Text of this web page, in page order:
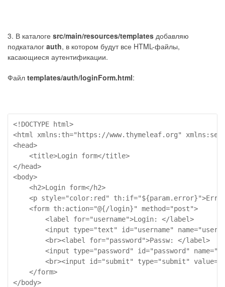
3. В каталоге src/main/resources/templates добавляю
подкаталог auth, в котором будут все HTML-файлы,
касающиеся аутентификации.
Файл templates/auth/loginForm.html:
<!DOCTYPE html>
<html xmlns:th="https://www.thymeleaf.org"
<head>
    <title>Login form</title>
</head>
<body>
    <h2>Login form</h2>
<p style="color:red"
    <form th:action="@{/login}" method="post">
        <label for="username">Login: </label>
<input type="text" id="username"
        <br><label for="password">Passw: </label>
<input type="password" id="password"
<br><input id="submit" type="submit"
    </form>
</body>